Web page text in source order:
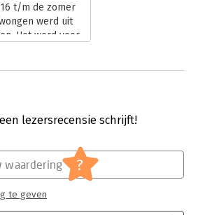
t/m de zomer
werd uit
Het werd voor
twee jaar als
lezersrecensie schrijft!
waardering ?
te geven